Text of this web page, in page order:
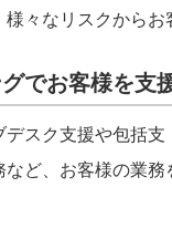
々なリスクから
でお客様を支
スク支援や包括支
ど、お客様の業務